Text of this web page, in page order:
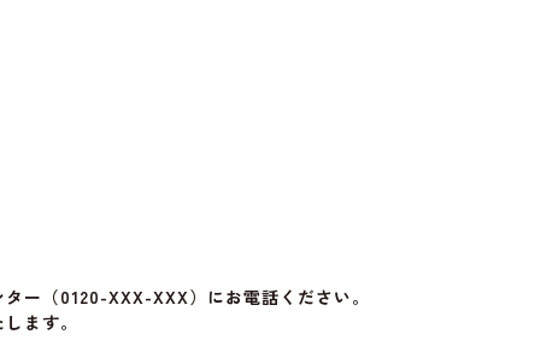
ー（0120-XXX-XXX）にお電話ください。
ます。